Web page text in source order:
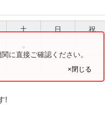
土 日 祝
に直接ご確認ください。
×閉じる
!